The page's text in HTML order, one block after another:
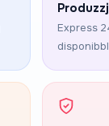
Express